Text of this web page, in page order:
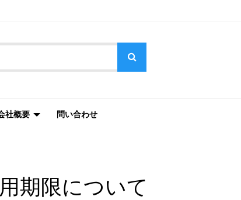
社概要 問い合わせ
期限について